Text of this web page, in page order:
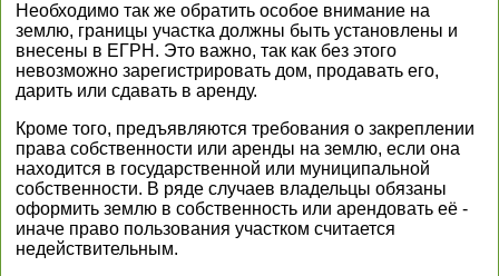
Необходимо так же обратить особое внимание на
землю, границы участка должны быть установлены и
внесены в ЕГРН. Это важно, так как без этого
невозможно зарегистрировать дом, продавать его,
дарить или сдавать в аренду.
Кроме того, предъявляются требования о закреплении
права собственности или аренды на землю, если она
находится в государственной или муниципальной
собственности. В ряде случаев владельцы обязаны
оформить землю в собственность или арендовать её -
иначе право пользования участком считается
недействительным.